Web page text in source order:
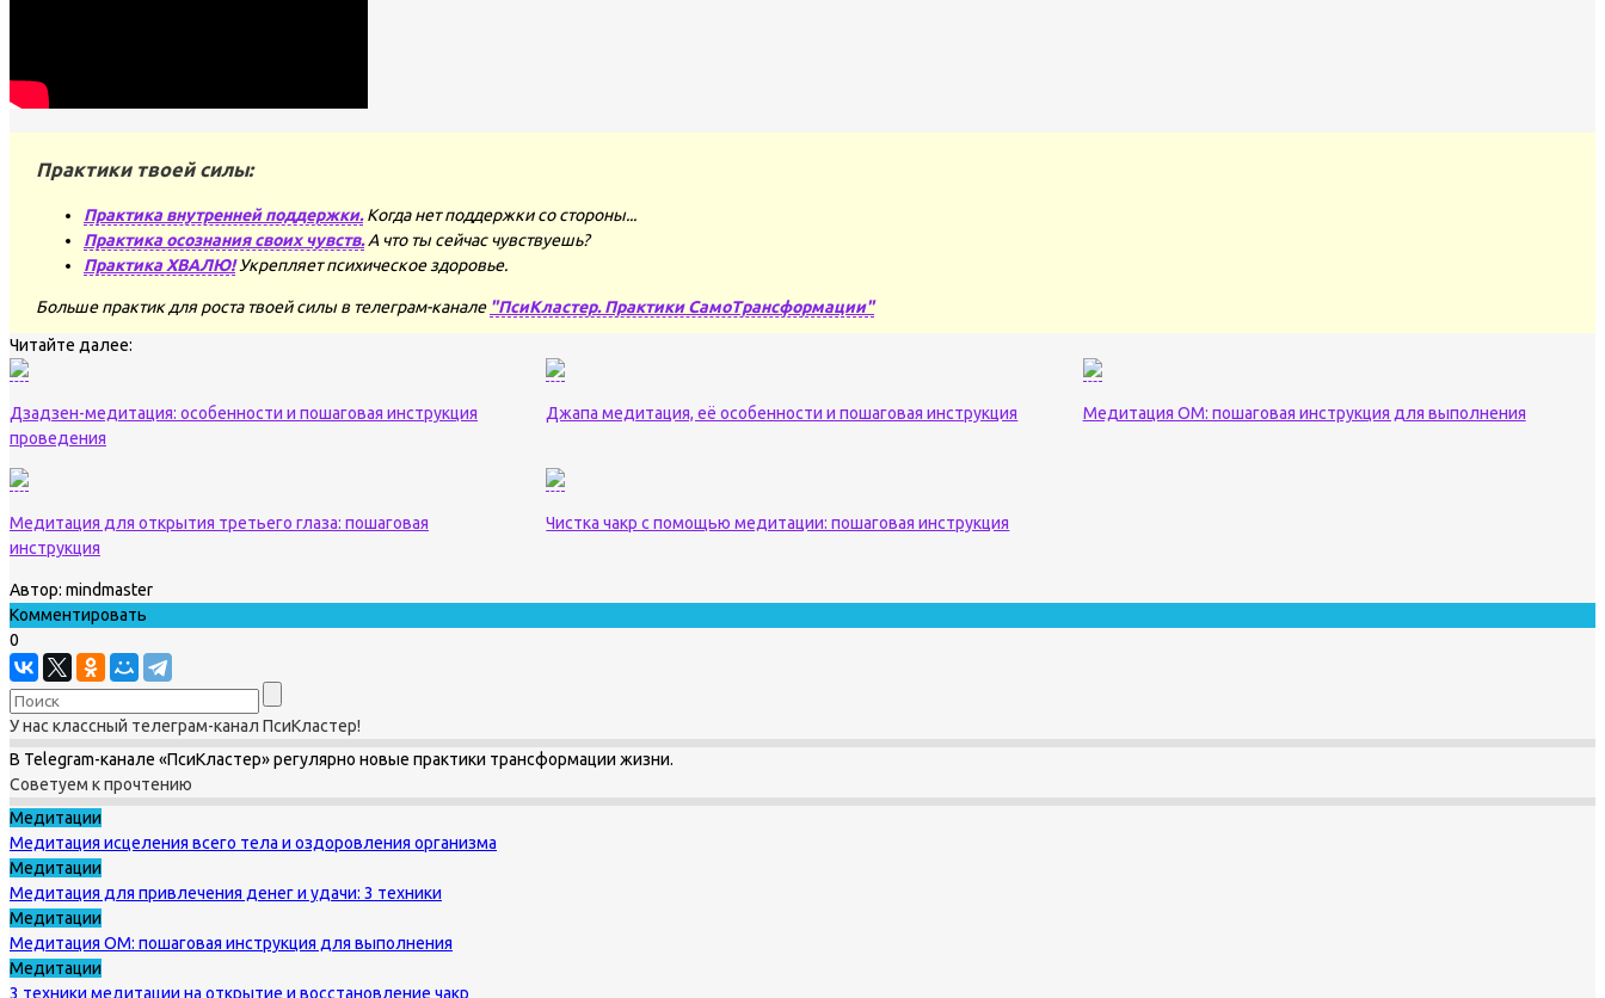
Практики твоей силы:
Практика внутренней поддержки.Когда нет поддержки со стороны...
Практика осознания своих чувств.А что ты сейчас чувствуешь?
Практика ХВАЛЮ! Укрепляет психическое здоровье.
Больше практик для роста твоей силы в телеграм-канале "ПсиКластер. Практики СамоТрансформации"
Читайте далее:
Дзадзен-медитация: особенности и пошаговая инструкция
проведения
Джапа медитация, её особенности и пошаговая инструкция Медитация ОМ: пошаговая инструкция для выполнения
Медитация для открытия третьего глаза: пошаговая
инструкция
Чистка чакр с помощью медитации: пошаговая инструкция
Автор: mindmaster
Комментировать
0
У нас классный телеграм-канал ПсиКластер!
В Telegram-канале «ПсиКластер» регулярно новые практики трансформации жизни.
Советуем к прочтению
Медитации
Медитация исцеления всего тела и оздоровления организма
Медитации
Медитация для привлечения денег и удачи: 3 техники
Медитации
Медитация ОМ: пошаговая инструкция для выполнения
Медитации
3 техники медитации на открытие и восстановление чакр